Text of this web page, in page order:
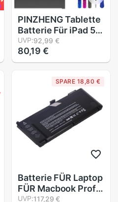
PINZHENG Tablette
Batterie Für iPad 5
Luft iPad 5 A1474
A1475 Ersatz
8827mAh Tablette
A1484 Mit reparatur
Werkzeuge
UVP:92,99 €
80,19 €
SPARE 18,80 €
Batterie FÜR Laptop
FÜR Macbook Profi
A1286 A1382
UVP:117,29 €